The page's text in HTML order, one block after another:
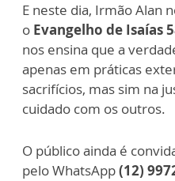
E neste dia, Irmão Alan
o Evangelho de Isaías
nos ensina que a
apenas em práticas
sacrifícios, mas sim na
cuidado com os outros.
O público ainda é
pelo WhatsApp(12)